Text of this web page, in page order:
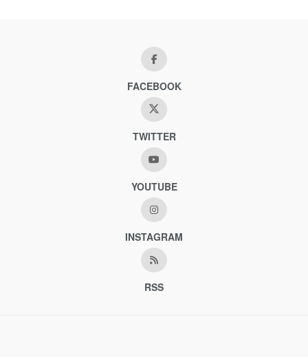
FACEBOOK
TWITTER
YOUTUBE
INSTAGRAM
RSS